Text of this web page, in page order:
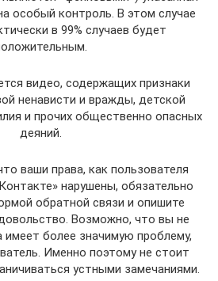
особый контроль. В этом случае
в 99% случаев будет
видео, содержащих признаки
ненависти и вражды, детской
и прочих общественно опасных
деяний.
ваши права, как пользователя
нарушены, обязательно
обратной связи и опишите
Возможно, что вы не
имеет более значимую проблему,
Именно поэтому не стоит
устными замечаниями.